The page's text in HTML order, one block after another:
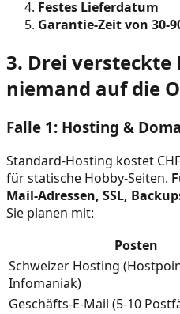
Festes Lieferdatum
Garantie-Zeit von 30-
3. Drei
niemand auf die
Falle 1: Hosting &
Standard-Hosting kostet
für statische Hobby-Seiten.
Mail-Adressen, SSL,
Sie planen mit:
Posten
Schweizer Hosting
Infomaniak)
Geschäfts-E-Mail (5-10